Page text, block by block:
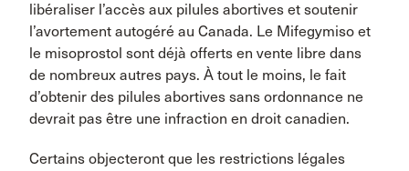
libéraliser l’accès aux pilules abortives et soutenir
l’avortement autogéré au Canada. Le Mifegymiso et
le misoprostol sont déjà offerts en vente libre dans
de nombreux autres pays. À tout le moins, le fait
d’obtenir des pilules abortives sans ordonnance ne
devrait pas être une infraction en droit canadien.
Certains objecteront que les restrictions légales